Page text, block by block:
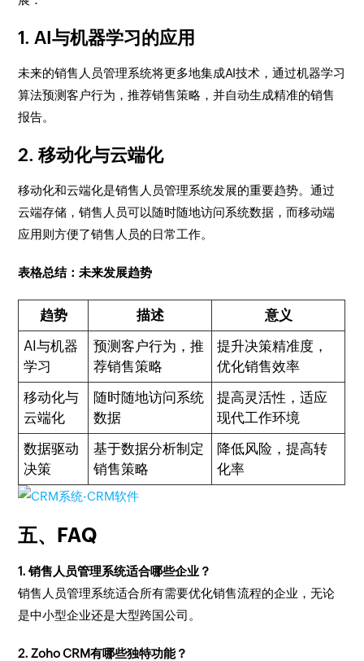
1. AI与机器学习的应用
未来的销售人员管理系统将更多地集成AI技术，通过机器学习
算法预测客户行为，推荐销售策略，并自动生成精准的销售
报告。
2. 移动化与云端化
移动化和云端化是销售人员管理系统发展的重要趋势。通过
云端存储，销售人员可以随时随地访问系统数据，而移动端
应用则方便了销售人员的日常工作。
表格总结：未来发展趋势
趋势 描述
意义
AI与机器
学习
预测客户行为，推
荐销售策略
提升决策精准度，
优化销售效率
移动化与
云端化
随时随地访问系统
数据
提高灵活性，适应
现代工作环境
数据驱动
决策
基于数据分析制定
销售策略
降低风险，提高转
化率
五、FAQ
1. 销售人员管理系统适合哪些企业？
销售人员管理系统适合所有需要优化销售流程的企业，无论
是中小型企业还是大型跨国公司。
2. Zoho CRM有哪些独特功能？